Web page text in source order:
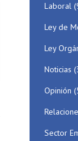
Laboral
Ley de
Ley
Noticias
Opinión
Sector